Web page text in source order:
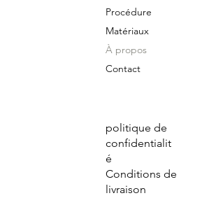
politique de
confidentialit
é
Conditions de
livraison
Procédure
Matériaux
À propos
Contact